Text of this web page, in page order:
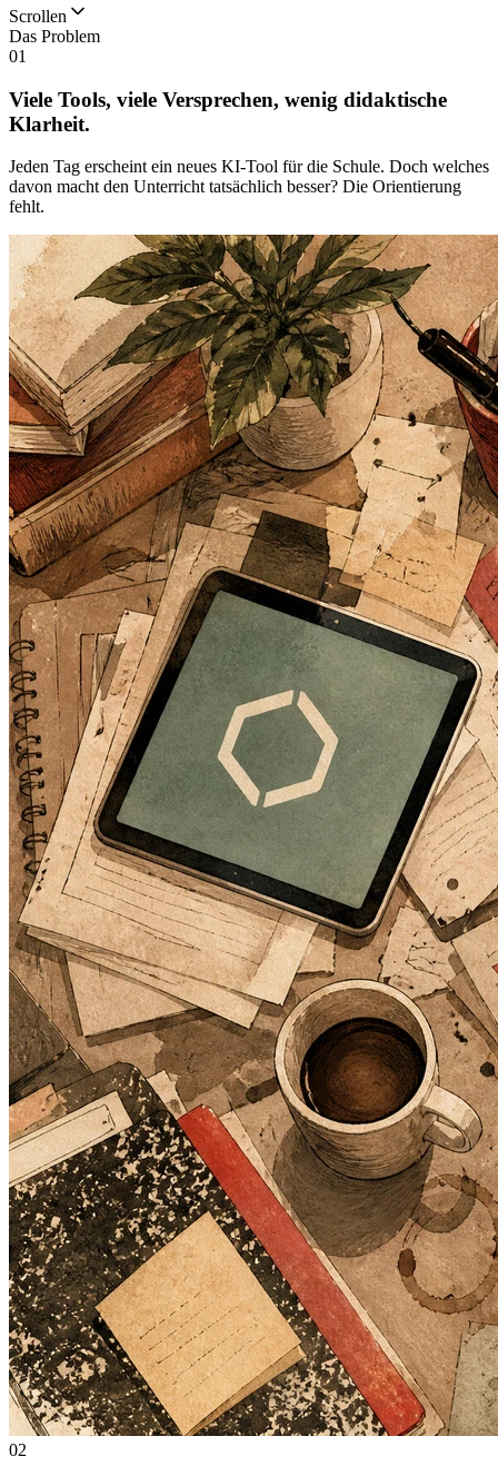
Scrollen
Das Problem
01
Viele Tools, viele Versprechen, wenig didaktische
Klarheit.
Jeden Tag erscheint ein neues KI-Tool für die Schule. Doch welches
davon macht den Unterricht tatsächlich besser? Die Orientierung
fehlt.
02